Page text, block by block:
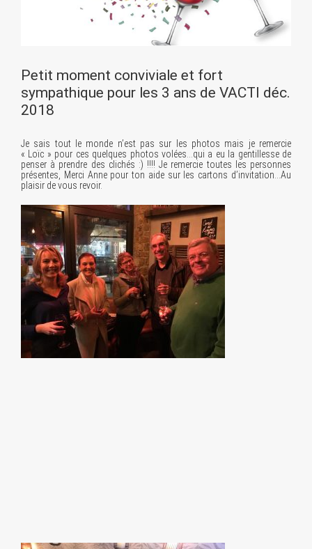
Petit moment conviviale et fort
sympathique pour les 3 ans de VACTI déc.
2018
Je sais tout le monde n’est pas sur les photos mais je remercie
« Loïc » pour ces quelques photos volées…qui a eu la gentillesse de
penser à prendre des clichés :) !!!! Je remercie toutes les personnes
présentes, Merci Anne pour ton aide sur les cartons d’invitation…Au
plaisir de vous revoir.